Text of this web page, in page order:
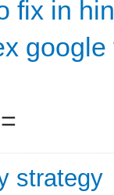
fix in
google
strategy